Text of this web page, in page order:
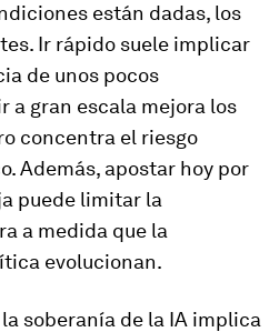
están dadas, los
Ir rápido suele implicar
de unos pocos
a gran escala mejora los
concentra el riesgo
Además, apostar hoy por
puede limitar la
a medida que la
evolucionan.
soberanía de la IA implica